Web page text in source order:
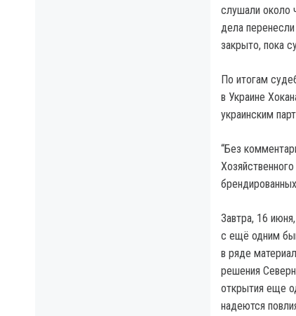
слушали около
дела
закрыто, пока
По итогам
в Украине
украинским
“Без
Завтра, 16
с ещё одним
в ряде
решения
открытия еще
надеются